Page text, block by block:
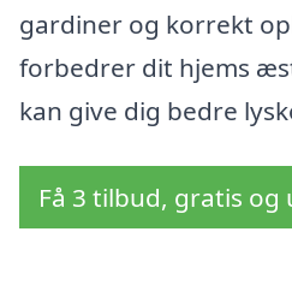
gardiner og korrekt
forbedrer dit hjems
kan give dig bedre
Få 3 tilbud, gratis